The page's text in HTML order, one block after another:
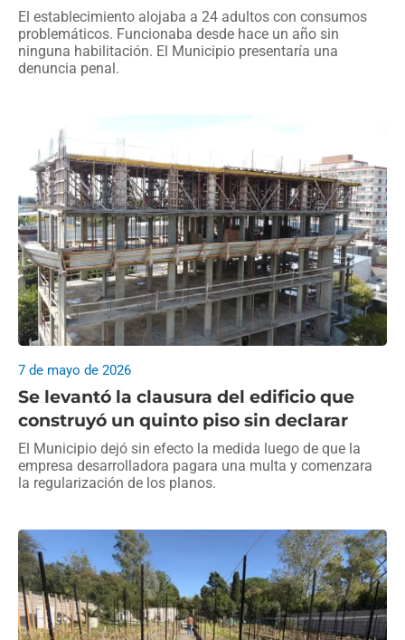
El establecimiento alojaba a 24 adultos con consumos
problemáticos. Funcionaba desde hace un año sin
ninguna habilitación. El Municipio presentaría una
denuncia penal.
Se levantó la clausura del edificio que
construyó un quinto piso sin declarar
7 de mayo de 2026
El Municipio dejó sin efecto la medida luego de que la
empresa desarrolladora pagara una multa y comenzara
la regularización de los planos.